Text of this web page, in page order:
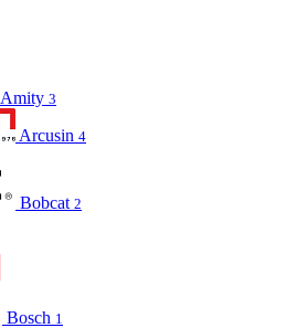
Amity 3
Arcusin 4
Bobcat 2
Bosch 1